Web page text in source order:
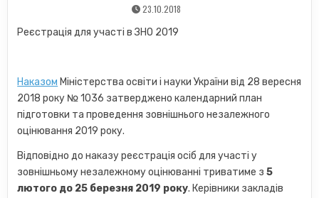
23.10.2018
Реєстрація для участі в ЗНО 2019
Наказом Міністерства освіти і науки України від 28 вересня
2018 року № 1036 затверджено календарний план
підготовки та проведення зовнішнього незалежного
оцінювання 2019 року.
Відповідно до наказу реєстрація осіб для участі у
зовнішньому незалежному оцінюванні триватиме з5
лютого до 25 березня 2019 року. Керівники закладів